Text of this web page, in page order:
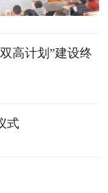
高计划”建设终
式